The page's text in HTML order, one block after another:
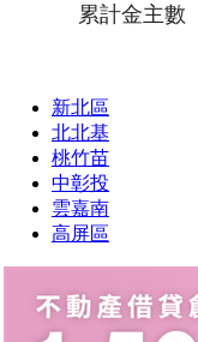
累計金主數